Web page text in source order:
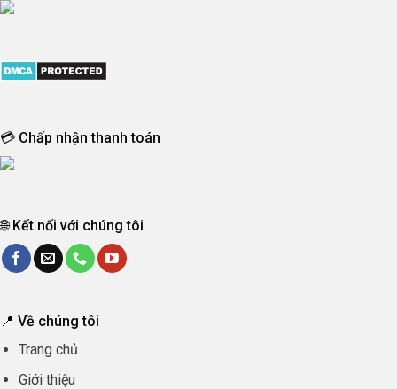
💳 Chấp nhận thanh toán
🌐 Kết nối với chúng tôi
📍 Về chúng tôi
Trang chủ
Giới thiệu